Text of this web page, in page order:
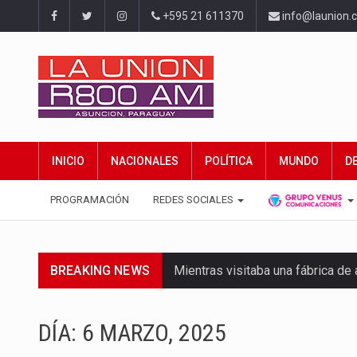
+595 21 611370
INICIO NACIONALES POLÍTICA MUNDO
PROGRAMACIÓN REDES SOCIALES
BREAKING NEWS Mientras visitaba una fábrica de
El Ministerio de Educación y
DÍA: 6 MARZO, 2025